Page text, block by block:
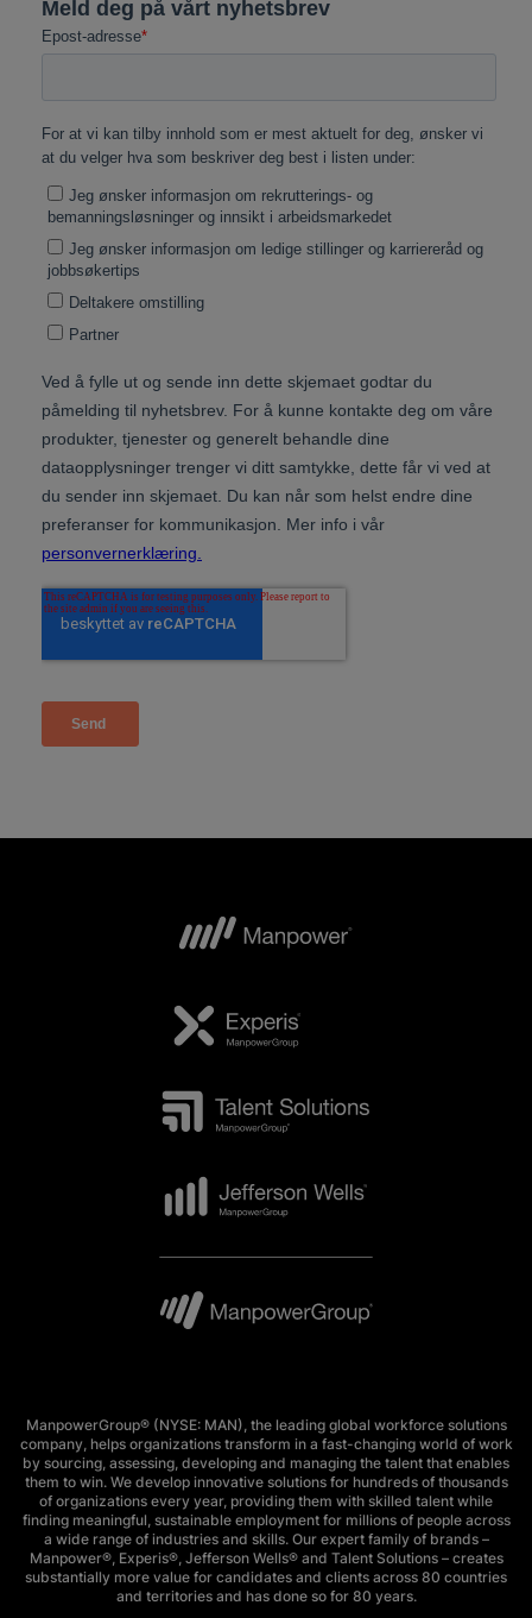
ManpowerGroup® (NYSE: MAN), the leading global workforce solutions
company, helps organizations transform in a fast-changing world of work
by sourcing, assessing, developing and managing the talent that enables
them to win. We develop innovative solutions for hundreds of thousands
of organizations every year, providing them with skilled talent while
finding meaningful, sustainable employment for millions of people across
a wide range of industries and skills. Our expert family of brands –
Manpower®, Experis®, Jefferson Wells® and Talent Solutions – creates
substantially more value for candidates and clients across 80 countries
and territories and has done so for 80 years.